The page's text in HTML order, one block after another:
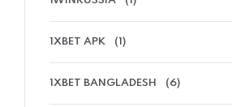
1XBET APK (1)
1XBET BANGLADESH (6)